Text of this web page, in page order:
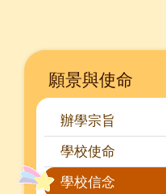
Main
navigation
願景與使命
辦學宗旨
學校使命
學校信念